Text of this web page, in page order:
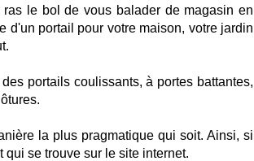
le bol de vous balader de magasin en
d'un portail pour votre maison, votre jardin
portails coulissants, à portes battantes,
la plus pragmatique qui soit. Ainsi, si
se trouve sur le site internet.